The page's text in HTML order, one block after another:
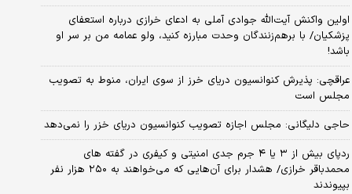
اولین واکنش آیت‌الله جوادی آملی به ادعای خرازی درباره استعفای
پزشکیان/ با برهم‌زنندگان وحدت مبارزه کنید، ولو عمامه من بر سر او
باشد!
عراقچی: پذیرش کنوانسیون دریای خرز از سوی ایران، منوط به تصویب
مجلس است
حاجی دلیگانی: مجلس اجازه تصویب کنوانسیون دریای خزر را نمی‌دهد
ردپای بیش از ۳ یا ۴ جرم جدی امنیتی و کیفری در گفته های
محمدباقر خرازی/ هشدار برای آن‌هایی که می‌خواهند به ۲۵۰ هزار نفر
بپیوندند